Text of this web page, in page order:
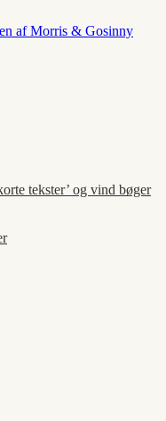
af Morris & Gosinny
tekster’ og vind bøger